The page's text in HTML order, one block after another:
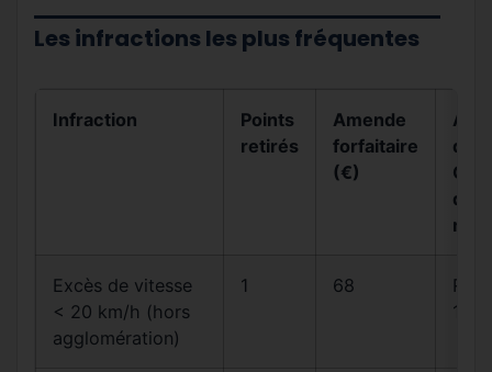
Les infractions les plus fréquentes
Infraction
Points
retirés
Amende
forfaitaire
(€)
du
de la
Excès de vitesse
< 20 km/h (hors
agglomération)
1 68
14